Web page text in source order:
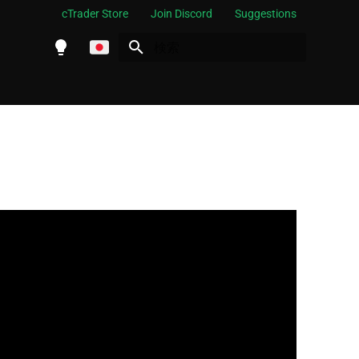
cTrader Store Join Discord Suggestions